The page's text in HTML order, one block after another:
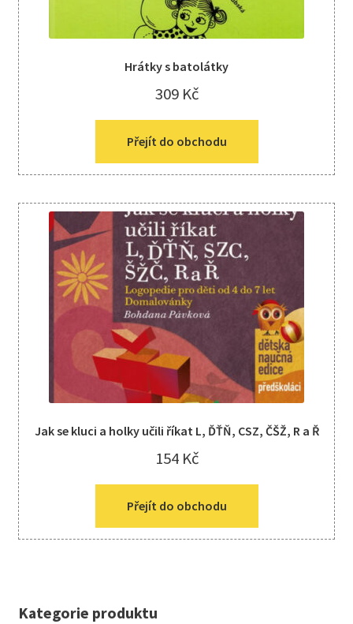
Hrátky s batolátky
309 Kč
Přejít do obchodu
Jak se kluci a holky učili říkat L, ĎŤŇ, CSZ, ČŠŽ, R a Ř
154 Kč
Přejít do obchodu
Kategorie produktu